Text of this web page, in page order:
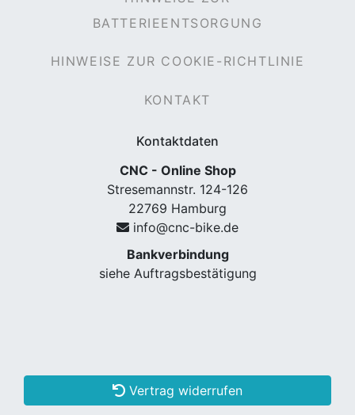
BATTERIEENTSORGUNG
HINWEISE ZUR COOKIE-RICHTLINIE
KONTAKT
Kontaktdaten
CNC - Online Shop
Stresemannstr. 124-126
22769 Hamburg
info@cnc-bike.de
Bankverbindung
siehe Auftragsbestätigung
Vertrag widerrufen